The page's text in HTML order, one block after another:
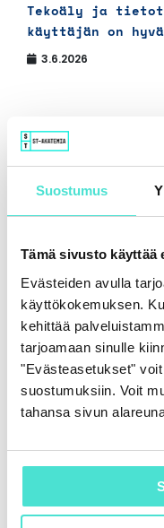
Suostumus
Tämä sivusto käyttää
Evästeiden avulla
käyttökokemuksen.
kehittää
tarjoamaan sinulle
"Evästeasetukset"
suostumuksiin. Voit
tahansa sivun
Tekoäly ja
käyttäjän on hyvä
3.6.2026